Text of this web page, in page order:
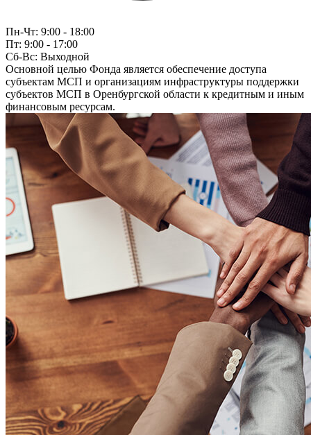
Пн-Чт: 9:00 - 18:00
Пт: 9:00 - 17:00
Сб-Вс: Выходной
Основной целью Фонда является обеспечение доступа
субъектам МСП и организациям инфраструктуры поддержки
субъектов МСП в Оренбургской области к кредитным и иным
финансовым ресурсам.